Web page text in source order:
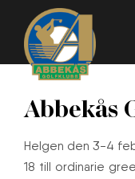
Abbekås
Helgen den 3-4
18 till ordinarie